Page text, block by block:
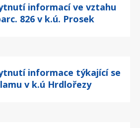
informací ve vztahu
826 v k.ú. Prosek
informace týkající se
v k.ú Hrdlořezy